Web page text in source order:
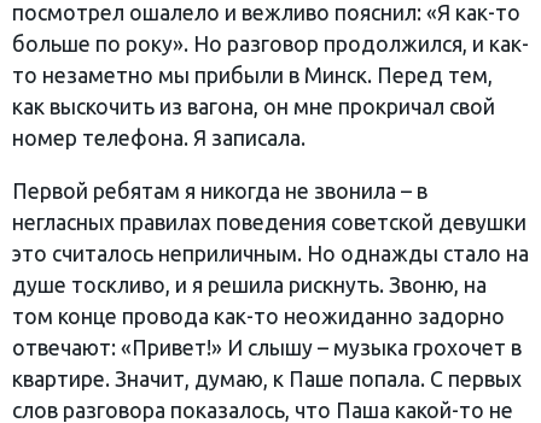
посмотрел ошалело и вежливо пояснил: «Я как-то
больше по року». Но разговор продолжился, и как-
то незаметно мы прибыли в Минск. Перед тем,
как выскочить из вагона, он мне прокричал свой
номер телефона. Я записала.
Первой ребятам я никогда не звонила – в
негласных правилах поведения советской девушки
это считалось неприличным. Но однажды стало на
душе тоскливо, и я решила рискнуть. Звоню, на
том конце провода как-то неожиданно задорно
отвечают: «Привет!» И слышу – музыка грохочет в
квартире. Значит, думаю, к Паше попала. С первых
слов разговора показалось, что Паша какой-то не